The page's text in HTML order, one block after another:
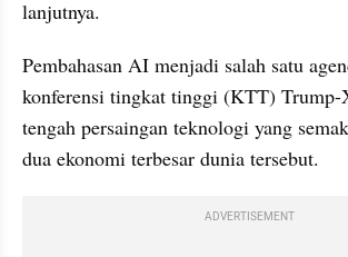
lanjutnya.
Pembahasan AI menjadi salah satu
konferensi tingkat tinggi (KTT)
tengah persaingan teknologi yang
dua ekonomi terbesar dunia tersebut.
ADVERTISEMENT